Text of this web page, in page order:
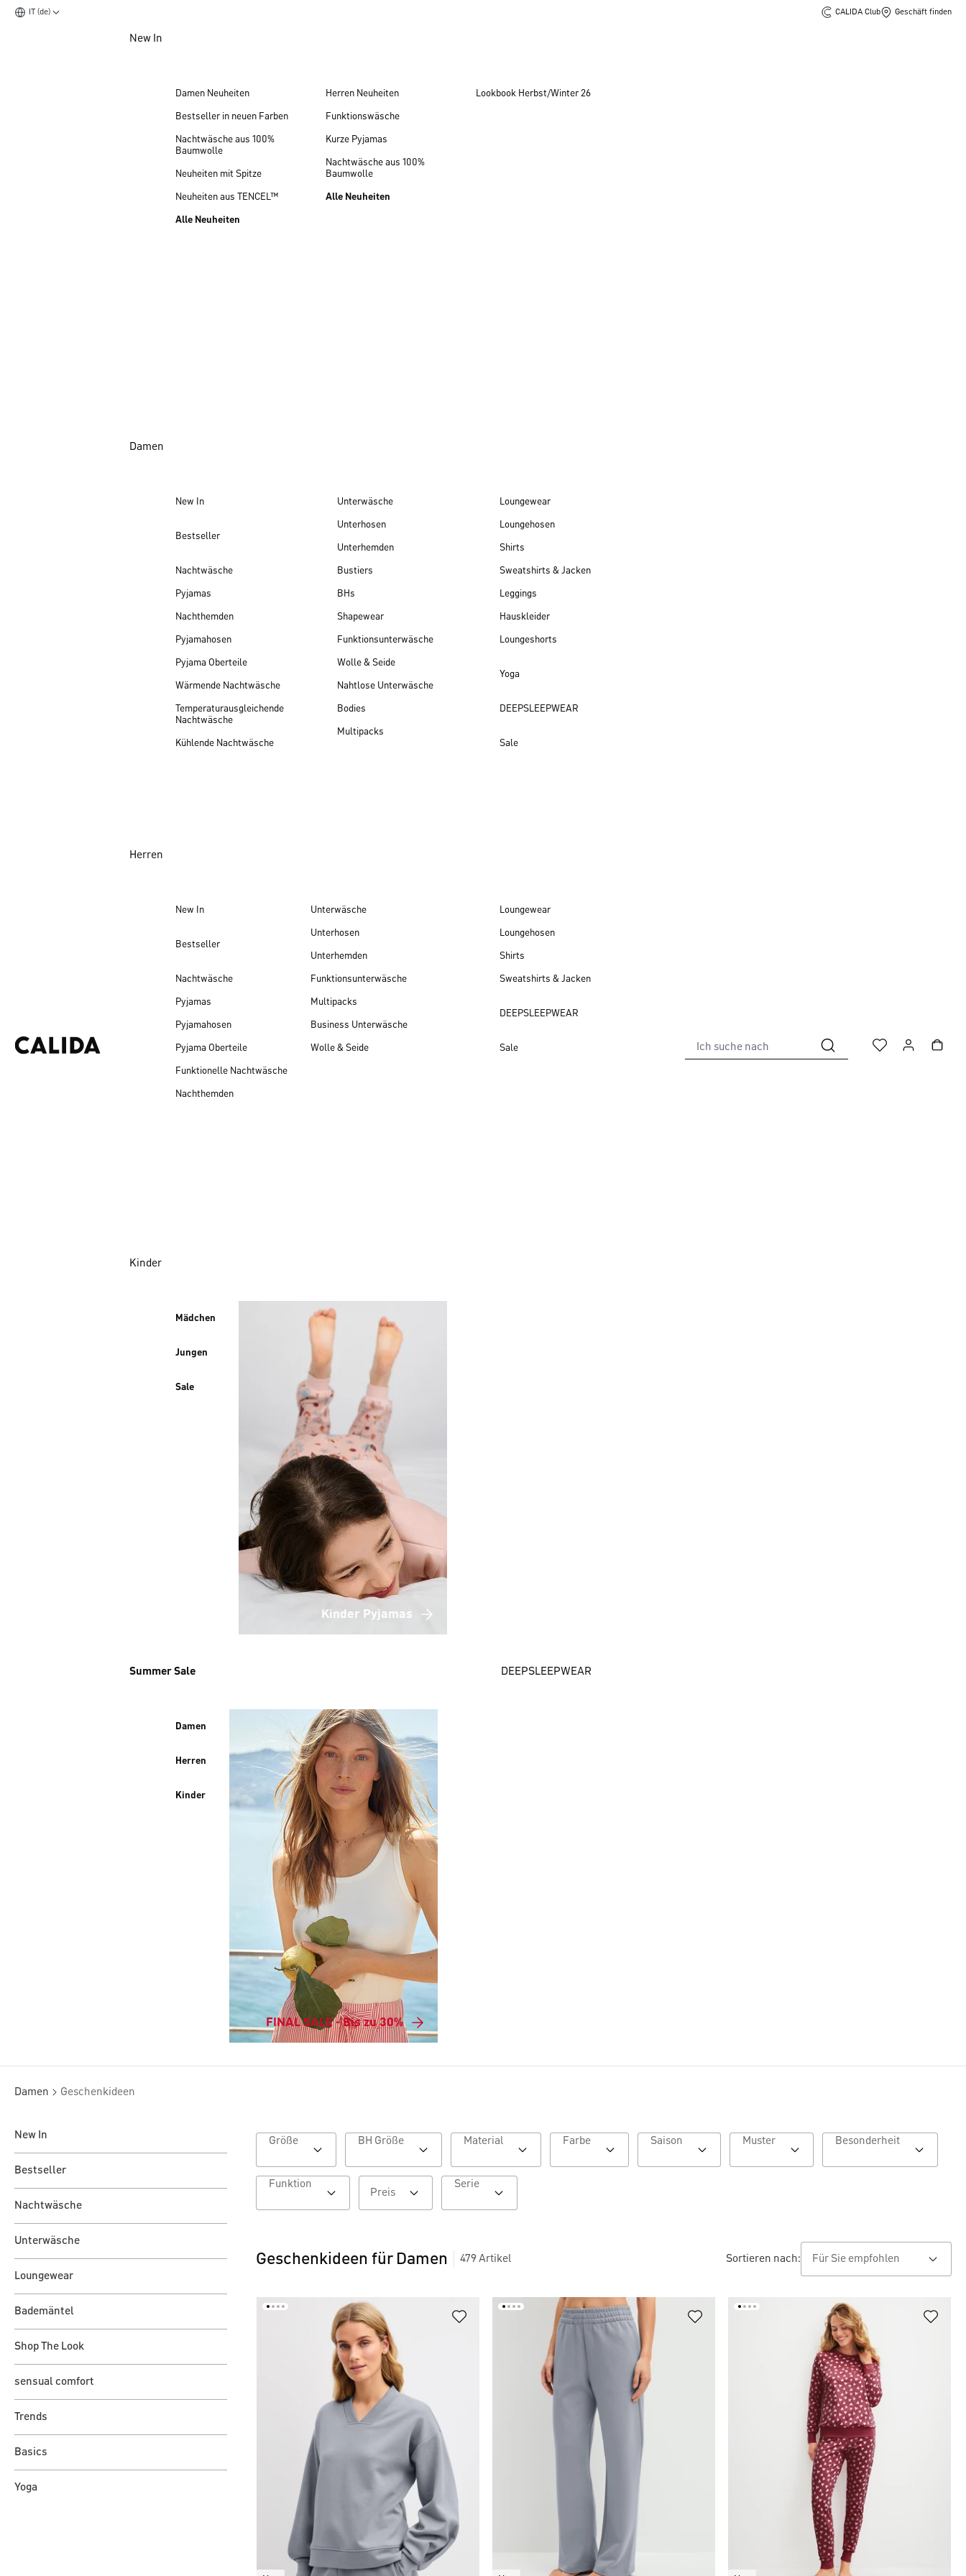
IT (de) CALIDA Club Geschäft finden
Zum Hauptinhalt springenNew In
Damen Neuheiten
Bestseller in neuen Farben
Nachtwäsche aus 100%
Baumwolle
Neuheiten mit Spitze
Neuheiten aus TENCEL™
Alle Neuheiten
Herren Neuheiten
Funktionswäsche
Kurze Pyjamas
Nachtwäsche aus 100%
Baumwolle
Alle Neuheiten
Lookbook Herbst/Winter 26
Damen
New In
Bestseller
Nachtwäsche
Pyjamas
Nachthemden
Pyjamahosen
Pyjama Oberteile
Wärmende Nachtwäsche
Temperaturausgleichende
Nachtwäsche
Kühlende Nachtwäsche
Unterwäsche
Unterhosen
Unterhemden
Bustiers
BHs
Shapewear
Funktionsunterwäsche
Wolle & Seide
Nahtlose Unterwäsche
Bodies
Multipacks
Loungewear
Loungehosen
Shirts
Sweatshirts & Jacken
Leggings
Hauskleider
Loungeshorts
Yoga
DEEPSLEEPWEAR
Sale
Herren
New In
Bestseller
Nachtwäsche
Pyjamas
Pyjamahosen
Pyjama Oberteile
Funktionelle Nachtwäsche
Nachthemden
Unterwäsche
Unterhosen
Unterhemden
Funktionsunterwäsche
Multipacks
Business Unterwäsche
Wolle & Seide
Loungewear
Loungehosen
Shirts
Sweatshirts & Jacken
DEEPSLEEPWEAR
Sale
Kinder
Mädchen
Jungen
Sale
Kinder Pyjamas
Summer Sale
Damen
Herren
Kinder
FINAL SALE - Bis zu 30%
DEEPSLEEPWEAR
Damen Geschenkideen
New In
Bestseller
Nachtwäsche
Unterwäsche
Loungewear
Bademäntel
Shop The Look
sensual comfort
Trends
Basics
Yoga
Größe BH Größe Material Farbe Muster Besonderheit
Preis
Serie
Geschenkideen für Damen 479Artikel Sortieren nach: